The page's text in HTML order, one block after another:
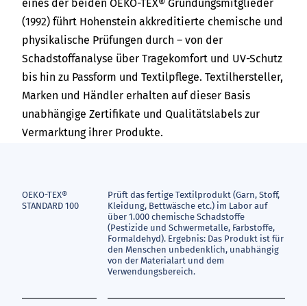
eines der beiden OEKO-TEX® Gründungsmitglieder
(1992) führt Hohenstein akkreditierte chemische und
physikalische Prüfungen durch – von der
Schadstoffanalyse über Tragekomfort und UV-Schutz
bis hin zu Passform und Textilpflege. Textilhersteller,
Marken und Händler erhalten auf dieser Basis
unabhängige Zertifikate und Qualitätslabels zur
Vermarktung ihrer Produkte.
OEKO-TEX®
STANDARD 100
Prüft das fertige Textilprodukt (Garn, Stoff,
Kleidung, Bettwäsche etc.) im Labor auf
über 1.000 chemische Schadstoffe
(Pestizide und Schwermetalle, Farbstoffe,
Formaldehyd). Ergebnis: Das Produkt ist für
den Menschen unbedenklich, unabhängig
von der Materialart und dem
Verwendungsbereich.